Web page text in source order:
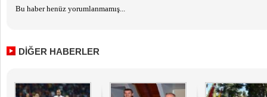
Bu haber henüz yorumlanmamış...
DİĞER HABERLER